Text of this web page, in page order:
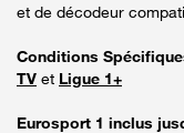
et de décodeur
Conditions
TV et Ligue 1+
Eurosport 1 inclus